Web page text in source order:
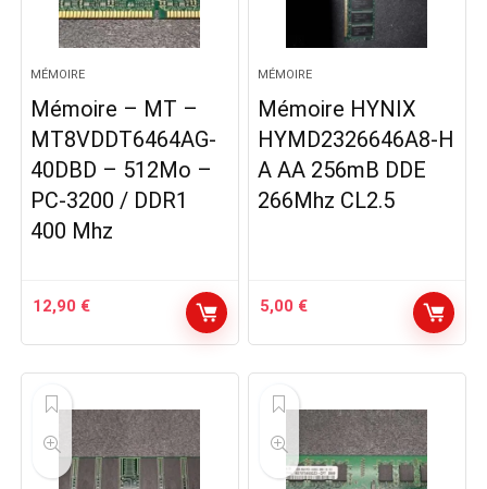
MÉMOIRE
Mémoire – MT –
MT8VDDT6464AG-
40DBD – 512Mo –
PC-3200 / DDR1
400 Mhz
12,90 €
MÉMOIRE
Mémoire HYNIX
HYMD2326646A8-H
A AA 256mB DDE
266Mhz CL2.5
5,00 €